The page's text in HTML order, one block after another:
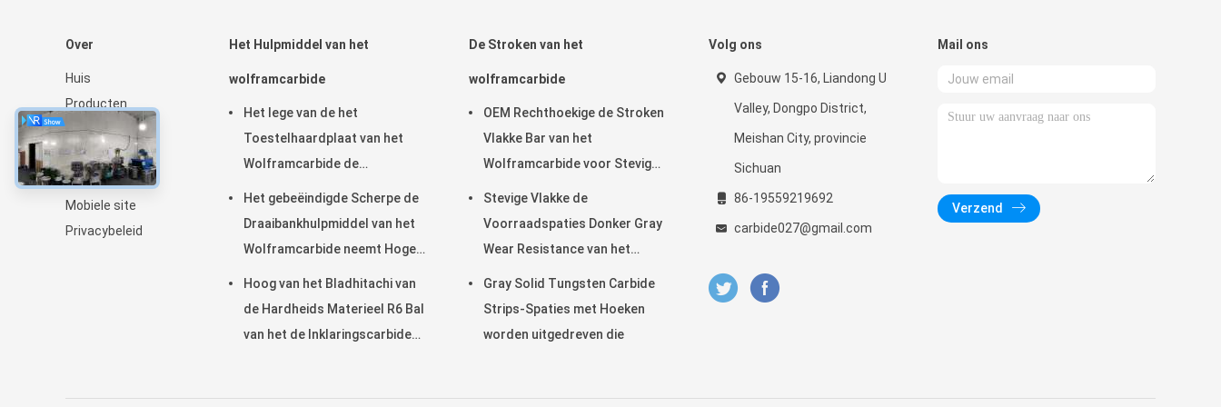
Over
Huis
Producten
Ongeveer ons
Nieuws
Sitemap
Mobiele site
Privacybeleid
Het Hulpmiddel van het
wolframcarbide
Het lege van de het
Toestelhaardplaat van het
Wolframcarbide de
Het gebeëindigde Scherpe de
Draaibankhulpmiddel van het
Wolframcarbide neemt Hoge
Hoog van het Bladhitachi van
de Hardheids Materieel R6 Bal
van het de Inklaringscarbide
De Stroken van het
wolframcarbide
OEM Rechthoekige de Stroken
Vlakke Bar van het
Wolframcarbide voor Stevig
Stevige Vlakke de
Voorraadspaties Donker Gray
Wear Resistance van het
Gray Solid Tungsten Carbide
Strips-Spaties met Hoeken
worden uitgedreven die
Volg ons
Gebouw 15-16, Liandong U
Valley, Dongpo District,
Meishan City, provincie
Sichuan
86-19559219692
carbide027@gmail.com
Mail ons
Verzend